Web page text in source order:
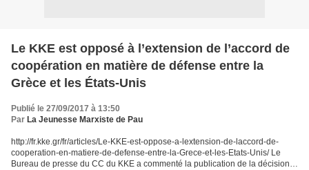
Le KKE est opposé à l’extension de l’accord de
coopération en matière de défense entre la
Grèce et les États-Unis
Publié le 27/09/2017 à 13:50
Par La Jeunesse Marxiste de Pau
http://fr.kke.gr/fr/articles/Le-KKE-est-oppose-a-lextension-de-laccord-de-
cooperation-en-matiere-de-defense-entre-la-Grece-et-les-Etats-Unis/ Le
Bureau de presse du CC du KKE a commenté la publication de la décision